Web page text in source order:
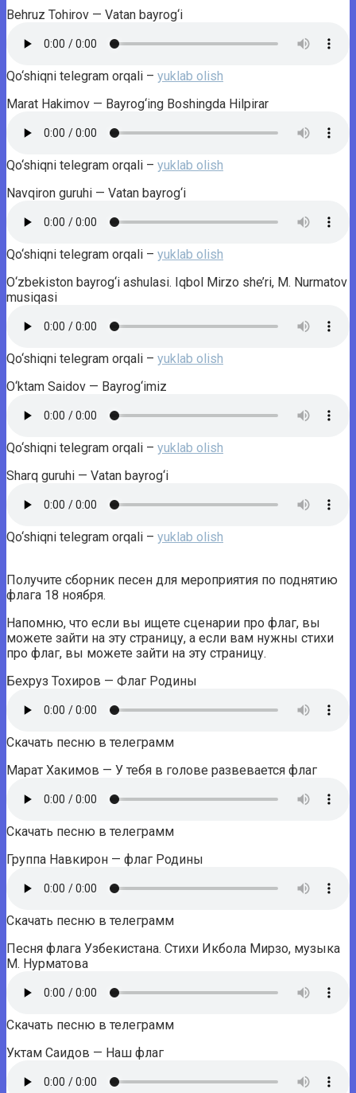
Behruz Tohirov — Vatan bayrog‘i
Qo‘shiqni telegram orqali – yuklab olish
Marat Hakimov — Bayrog‘ing Boshingda Hilpirar
Qo‘shiqni telegram orqali – yuklab olish
Navqiron guruhi — Vatan bayrog‘i
Qo‘shiqni telegram orqali – yuklab olish
O‘zbekiston bayrog‘i ashulasi. Iqbol Mirzo she’ri, M. Nurmatov
musiqasi
Qo‘shiqni telegram orqali – yuklab olish
O‘ktam Saidov — Bayrog‘imiz
Qo‘shiqni telegram orqali – yuklab olish
Sharq guruhi — Vatan bayrog‘i
Qo‘shiqni telegram orqali – yuklab olish
Получите сборник песен для мероприятия по поднятию
флага 18 ноября.
Напомню, что если вы ищете сценарии про флаг, вы
можете зайти на эту страницу, а если вам нужны стихи
про флаг, вы можете зайти на эту страницу.
Бехруз Тохиров — Флаг Родины
Скачать песню в телеграмм
Марат Хакимов — У тебя в голове развевается флаг
Скачать песню в телеграмм
Группа Навкирон — флаг Родины
Скачать песню в телеграмм
Песня флага Узбекистана. Стихи Икбола Мирзо, музыка
М. Нурматова
Скачать песню в телеграмм
Уктам Саидов — Наш флаг